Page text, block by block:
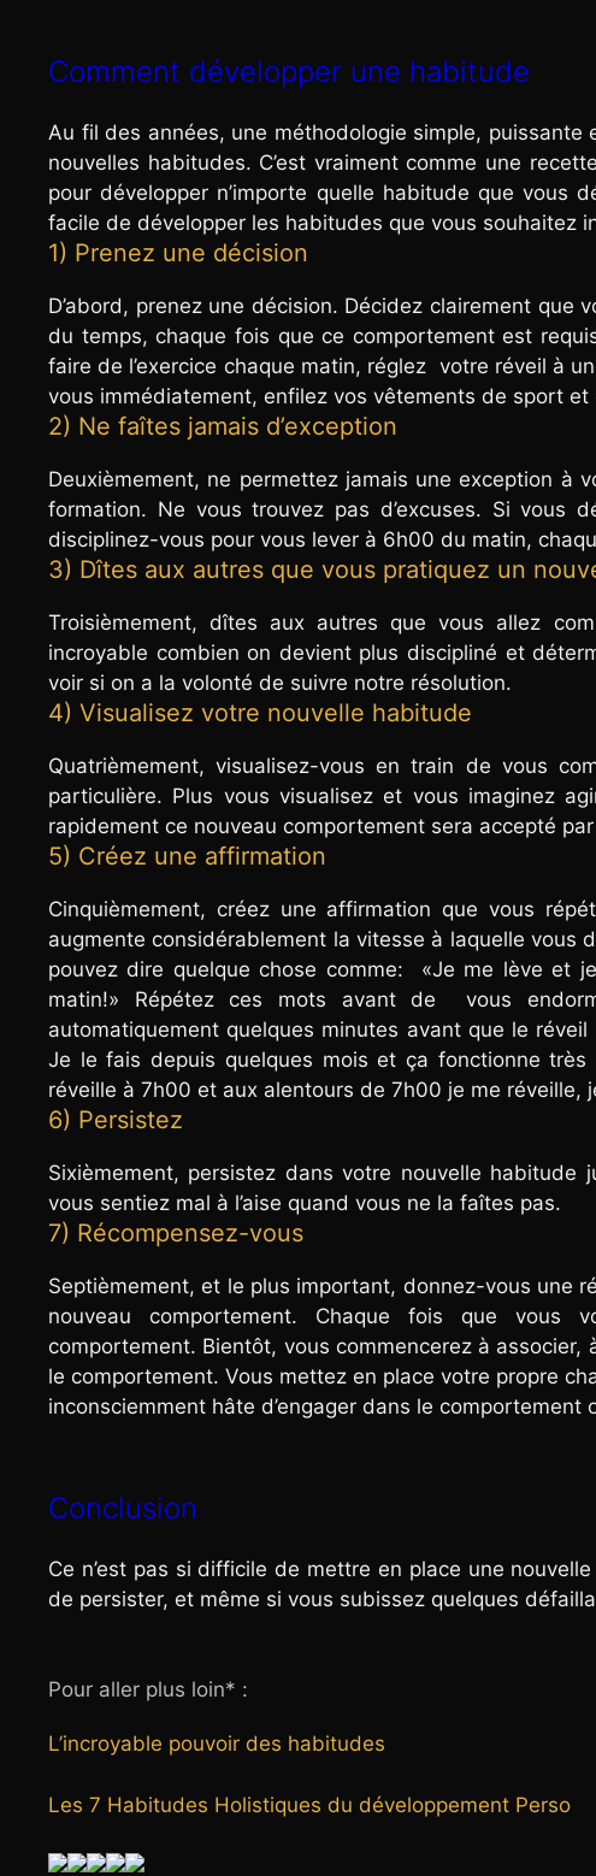
Comment développer une habitude
Au fil des années, une méthodologie simple,
nouvelles habitudes. C’est vraiment comme une
pour développer n’importe quelle habitude que vous
facile de développer les habitudes que vous souhaitez
1) Prenez une décision
D’abord, prenez une décision. Décidez clairement que
du temps, chaque fois que ce comportement est
faire de l’exercice chaque matin, réglez votre réveil à
vous immédiatement, enfilez vos vêtements de sport et
2) Ne faîtes jamais d’exception
Deuxièmement, ne permettez jamais une exception à
formation. Ne vous trouvez pas d’excuses. Si
disciplinez-vous pour vous lever à 6h00 du matin,
3) Dîtes aux autres que vous pratiquez un
Troisièmement, dîtes aux autres que vous allez
incroyable combien on devient plus discipliné et
voir si on a la volonté de suivre notre résolution.
4) Visualisez votre nouvelle habitude
Quatrièmement, visualisez-vous en train de vous
particulière. Plus vous visualisez et vous imaginez
rapidement ce nouveau comportement sera accepté
5) Créez une affirmation
Cinquièmement, créez une affirmation que vous
augmente considérablement la vitesse à laquelle vous
pouvez dire quelque chose comme: «Je me lève et
matin!» Répétez ces mots avant de vous
automatiquement quelques minutes avant que le
Je le fais depuis quelques mois et ça fonctionne
réveille à 7h00 et aux alentours de 7h00 je me réveille,
6) Persistez
Sixièmement, persistez dans votre nouvelle habitude
vous sentiez mal à l’aise quand vous ne la faîtes pas.
7) Récompensez-vous
Septièmement, et le plus important, donnez-vous une
nouveau comportement. Chaque fois que vous
comportement. Bientôt, vous commencerez à
le comportement. Vous mettez en place votre propre
inconsciemment hâte d’engager dans le comportement
Conclusion
Ce n’est pas si difficile de mettre en place une
de persister, et même si vous subissez quelques
Pour aller plus loin* :
L’incroyable pouvoir des habitudes
Les 7 Habitudes Holistiques du développement Perso